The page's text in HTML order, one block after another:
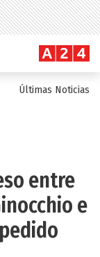
Últimas Noticias
entre
e